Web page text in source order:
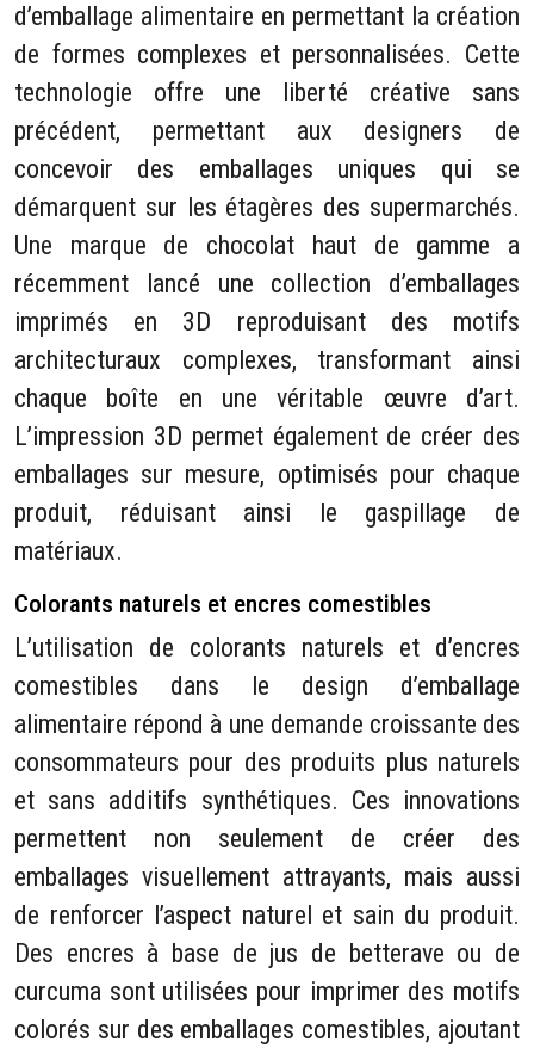
d’emballage alimentaire en permettant la création
de formes complexes et personnalisées. Cette
technologie offre une liberté créative sans
précédent, permettant aux designers de
concevoir des emballages uniques qui se
démarquent sur les étagères des supermarchés.
Une marque de chocolat haut de gamme a
récemment lancé une collection d’emballages
imprimés en 3D reproduisant des motifs
architecturaux complexes, transformant ainsi
chaque boîte en une véritable œuvre d’art.
L’impression 3D permet également de créer des
emballages sur mesure, optimisés pour chaque
produit, réduisant ainsi le gaspillage de
matériaux.
Colorants naturels et encres comestibles
L’utilisation de colorants naturels et d’encres
comestibles dans le design d’emballage
alimentaire répond à une demande croissante des
consommateurs pour des produits plus naturels
et sans additifs synthétiques. Ces innovations
permettent non seulement de créer des
emballages visuellement attrayants, mais aussi
de renforcer l’aspect naturel et sain du produit.
Des encres à base de jus de betterave ou de
curcuma sont utilisées pour imprimer des motifs
colorés sur des emballages comestibles, ajoutant